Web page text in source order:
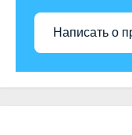
Написать о